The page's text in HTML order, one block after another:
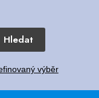
Hledat
výběr